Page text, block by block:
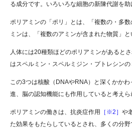
る成分です。いろいろな細胞の新陳代謝を助
ポリアミンの「ポリ」とは、「複数の・多
ミンは、「複数のアミンが含まれた物質」と
人体には20種類ほどのポリアミンがあると
はスペルミン・スペルミジン・プトレシンの
この3つは核酸（DNAやRNA）と深くかか
進、脳の認知機能にも作用していると考えら
ポリアミンの働きは、抗炎症作用 ［※2］ や
た効果をもたらしているとされ、多くの分野